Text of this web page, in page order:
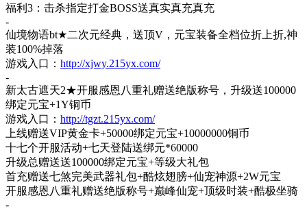
福利 3：击杀指定打金BOSS送真实真充真充
-
仙境物语bt★二次元经典，送顶V，元宝装备全档位折上折,神
装100%掉落
游戏入口： http://xjwy.215yx.com/
-
新太古遮天2★开服感恩八重礼赠送绝版称号，升级送100000
绑定元宝+1Y铜币
游戏入口： http://tgzt.215yx.com/
上线赠送VIP黄金卡+50000绑定元宝+10000000铜币
十七个开服活动+七天登陆送绑元*60000
升级总赠送送100000绑定元宝+等级大礼包
首充赠送七煞完美武器礼包+酷炫翅膀+仙宠神源+2W元宝
开服感恩八重礼赠送绝版称号+巅峰仙宠+顶级时装+酷极坐骑
-